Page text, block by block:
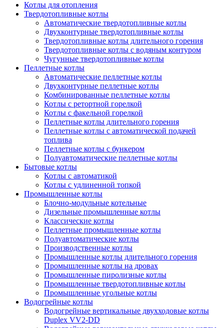
Котлы для отопления
Твердотопливные котлы
Автоматические твердотопливные котлы
Двухконтурные твердотопливные котлы
Твердотопливные котлы длительного горения
Твердотопливные котлы с водяным контуром
Чугунные твердотопливные котлы
Пеллетные котлы
Автоматические пеллетные котлы
Двухконтурные пеллетные котлы
Комбинированные пеллетные котлы
Котлы с ретортной горелкой
Котлы с факельной горелкой
Пеллетные котлы длительного горения
Пеллетные котлы с автоматической подачей
топлива
Пеллетные котлы с бункером
Полуавтоматические пеллетные котлы
Бытовые котлы
Котлы с автоматикой
Котлы с удлиненной топкой
Промышленные котлы
Блочно-модульные котельные
Дизельные промышленные котлы
Классические котлы
Пеллетные промышленные котлы
Полуавтоматические котлы
Производственные котлы
Промышленные котлы длительного горения
Промышленные котлы на дровах
Промышленные пиролизные котлы
Промышленные твердотопливные котлы
Промышленные угольные котлы
Водогрейные котлы
Водогрейные вертикальные двухходовые котлы
Duplex VV2-DD